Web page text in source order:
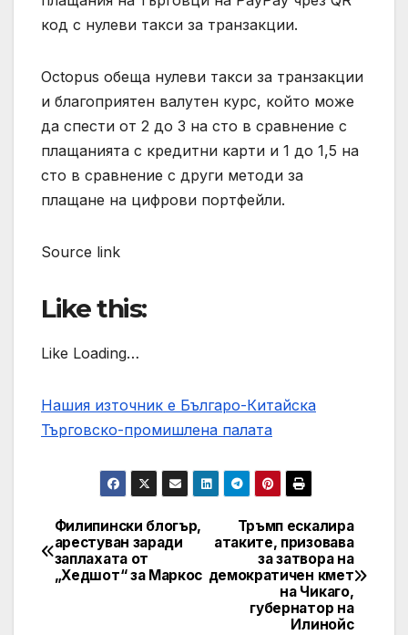
код с нулеви такси за транзакции.
Octopus обеща нулеви такси за транзакции
и благоприятен валутен курс, който може
да спести от 2 до 3 на сто в сравнение с
плащанията с кредитни карти и 1 до 1,5 на
сто в сравнение с други методи за
плащане на цифрови портфейли.
Source link
Like this:
Like Loading…
Нашия източник е Българо-Китайска
Търговско-промишлена палaта
Post
navigation
Тръмп ескалира
атаките, призовава
за затвора на
демократичен кмет
на Чикаго,
губернатор на
Илинойс
Филипински блогър,
арестуван заради
заплахата от
„Хедшот“ за Маркос